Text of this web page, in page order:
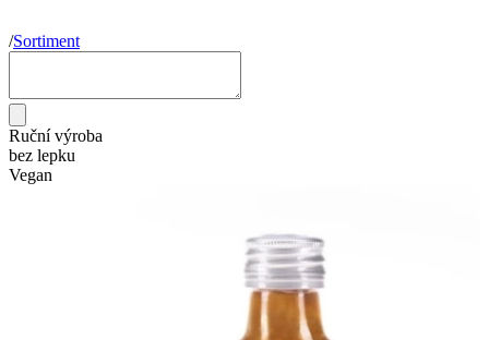
/Sortiment
Ruční výroba
bez lepku
Vegan